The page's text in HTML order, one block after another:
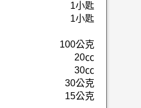
1小匙
1小匙
100公克
20㏄
30㏄
30公克
15公克